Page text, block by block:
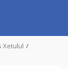
Xetulul